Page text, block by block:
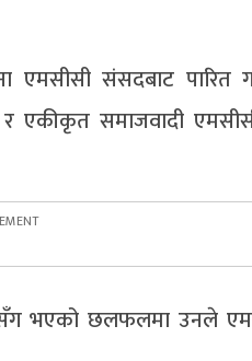
एमसीसी संसदबाट पारित
समाजवादी
भएको छलफलमा उनले